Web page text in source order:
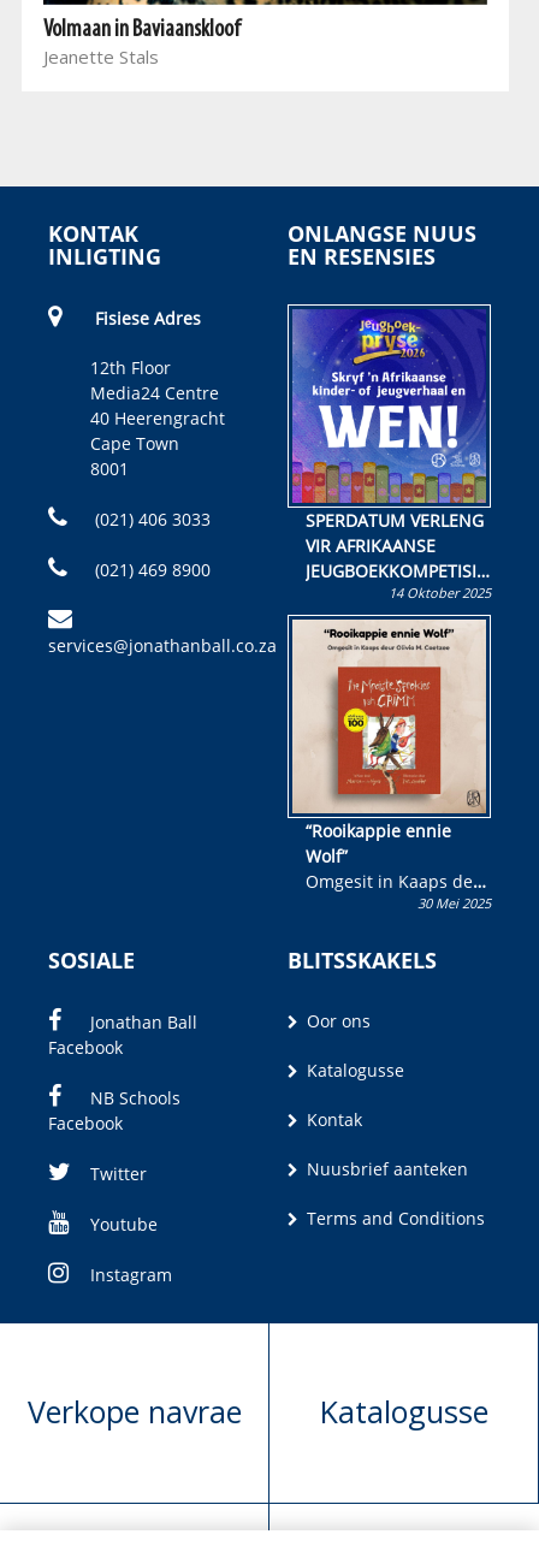
Volmaan in Baviaanskloof
Jeanette Stals
KONTAK
INLIGTING
Fisiese Adres
12th Floor
Media24 Centre
40 Heerengracht
Cape Town
8001
(021) 406 3033
(021) 469 8900
services@jonathanball.co.za
ONLANGSE NUUS
EN RESENSIES
SPERDATUM VERLENG
VIR AFRIKAANSE
JEUGBOEKKOMPETISIE
Skryf ’n jeugboek of
kinderboek en staan ’n
kans om R50 000 te
wen!
14 Oktober 2025
“Rooikappie ennie
Wolf”
Omgesit in Kaaps deur
Olivia M. Coetzee30 Mei 2025
SOSIALE
Jonathan Ball
Facebook
NB Schools
Facebook
Twitter
Youtube
Instagram
BLITSSKAKELS
Oor ons
Katalogusse
Kontak
Nuusbrief aanteken
Terms and Conditions
Verkope navrae Katalogusse